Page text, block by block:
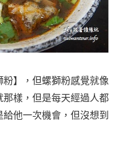
】，但螺獅粉感覺就像
樣，但是每天經過人都
他一次機會，但沒想到